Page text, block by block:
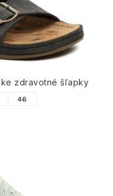
zdravotné šľapky
46